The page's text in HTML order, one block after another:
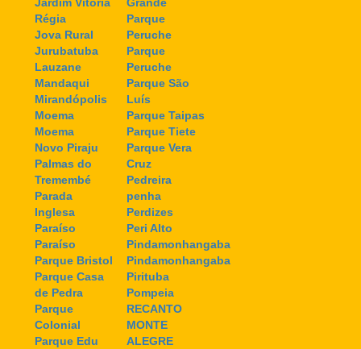
Régia
Jova Rural
Jurubatuba
Lauzane
Mandaqui
Mirandópolis
Moema
Moema
Novo Piraju
Palmas do
Tremembé
Parada
Inglesa
Paraíso
Paraíso
Parque Bristol
Parque Casa
de Pedra
Parque
Colonial
Parque Edu
Parque
Peruche
Parque
Peruche
Parque São
Luís
Parque Taipas
Parque Tiete
Parque Vera
Cruz
Pedreira
penha
Perdizes
Peri Alto
Pindamonhangaba
Pindamonhangaba
Pirituba
Pompeia
RECANTO
MONTE
ALEGRE